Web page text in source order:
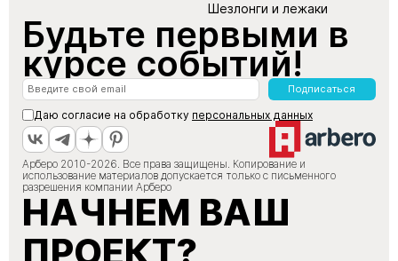
Шезлонги и лежаки
Будьте первыми в
курсе событий!
Подписаться
Даю согласие на обработку персональных данных
Арберо 2010-2026. Все права защищены. Копирование и
использование материалов допускается только с письменного
разрешения компании Арберо
НАЧНЕМ ВАШ